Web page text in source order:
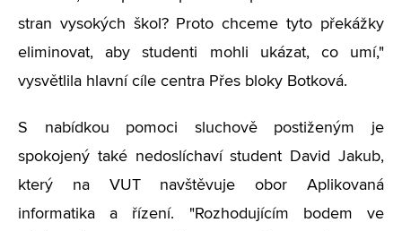
stran vysokých škol? Proto chceme tyto překážky
eliminovat, aby studenti mohli ukázat, co umí,"
vysvětlila hlavní cíle centra Přes bloky Botková.
S nabídkou pomoci sluchově postiženým je
spokojený také nedoslíchaví student David Jakub,
který na VUT navštěvuje obor Aplikovaná
informatika a řízení. "Rozhodujícím bodem ve